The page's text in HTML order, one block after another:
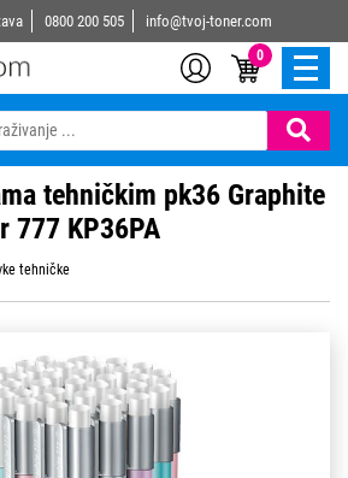
0800 200 505 info@tvoj-toner.com
0
tehničkim pk36 Graphite
777 KP36PA
tehničke